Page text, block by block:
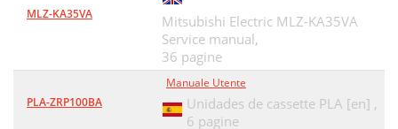
MLZ-KA35VA
Mitsubishi Electric MLZ-KA35VA
Service manual,
36 pagine
PLA-ZRP100BA
Manuale Utente
Unidades de cassette PLA [en] ,
6 pagine